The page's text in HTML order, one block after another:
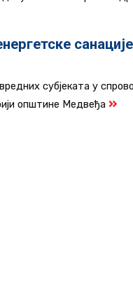
субјеката у
општине Медвеђа